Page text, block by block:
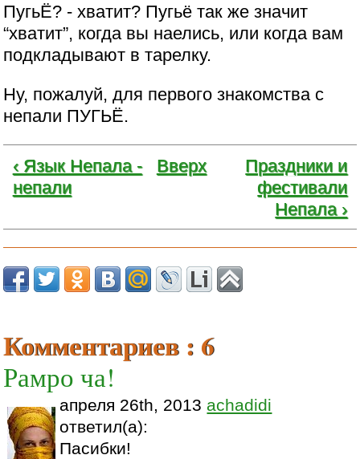
ПугьЁ? - хватит? Пугьё так же значит
“хватит”, когда вы наелись, или когда вам
подкладывают в тарелку.
Ну, пожалуй, для первого знакомства с
непали ПУГЬЁ.
‹ Язык Непала -
непали
Вверх
Праздники и
фестивали
Непала ›
Комментариев : 6
Рамро ча!
апреля 26th, 2013 achadidi
ответил(а):
Пасибки!